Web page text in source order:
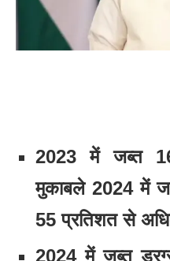
2023 में जब्त
मुकाबले 2024 में
55 प्रतिशत से
2024 में जब्त